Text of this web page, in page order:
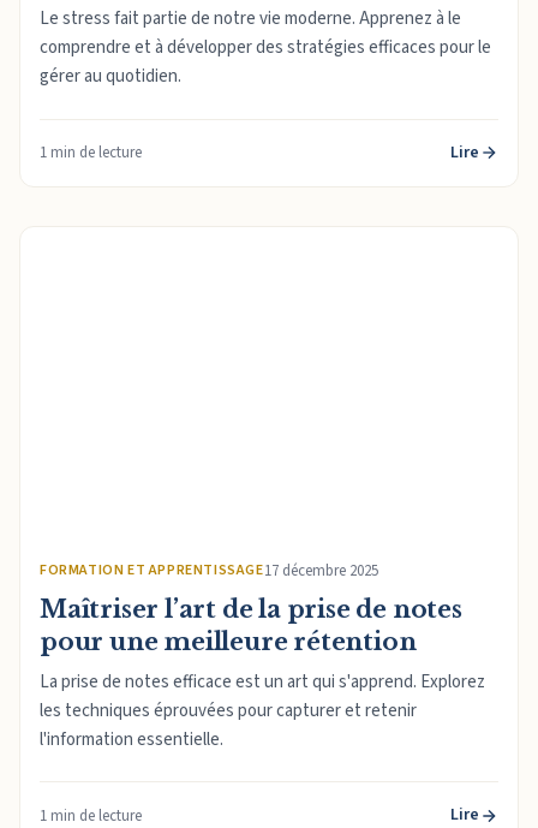
Le stress fait partie de notre vie moderne. Apprenez à le
comprendre et à développer des stratégies efficaces pour le
gérer au quotidien.
1 min de lecture Lire
FORMATION ET APPRENTISSAGE17 décembre 2025
Maîtriser l’art de la prise de notes
pour une meilleure rétention
La prise de notes efficace est un art qui s'apprend. Explorez
les techniques éprouvées pour capturer et retenir
l'information essentielle.
1 min de lecture Lire